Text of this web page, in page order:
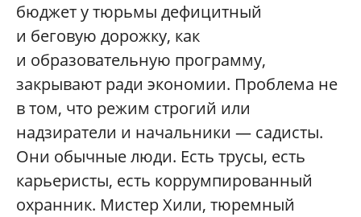
бюджет у тюрьмы дефицитный
и беговую дорожку, как
и образовательную программу,
закрывают ради экономии. Проблема не
в том, что режим строгий или
надзиратели и начальники — садисты.
Они обычные люди. Есть трусы, есть
карьеристы, есть коррумпированный
охранник. Мистер Хили, тюремный